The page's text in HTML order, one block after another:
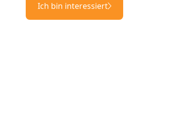
Ich bin interessiert